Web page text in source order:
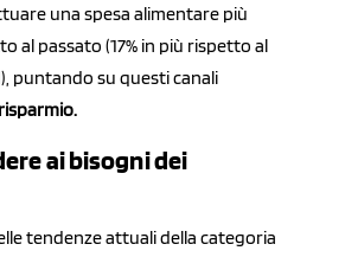
una spesa alimentare più
al passato (17% in più rispetto al
puntando su questi canali
ai bisogni dei
tendenze attuali della categoria